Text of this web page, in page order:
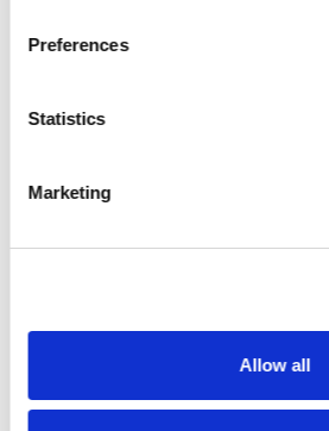
Preferences
Statistics
Marketing
Allow all
Skarp pris
Klink hvidmalet færdigmål 26x142